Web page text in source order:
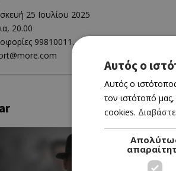
25 Ιουλίου 2025
20.00
99810011.
Αυτός ο
Αυτός ο
τον ιστότοπό
cookies.